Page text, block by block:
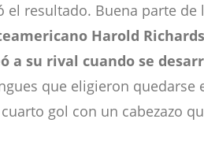
resultado. Buena parte de
Harold
a su rival cuando se
que eligieron quedarse
gol con un cabezazo